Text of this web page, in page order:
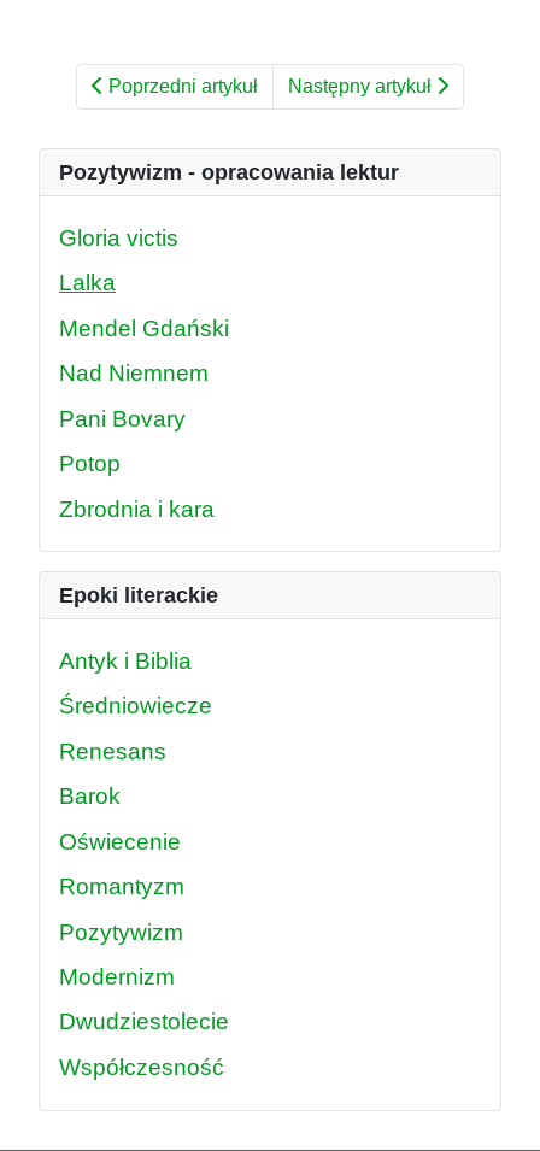
Poprzedni artykuł Następny artykuł
Pozytywizm - opracowania lektur
Gloria victis
Lalka
Mendel Gdański
Nad Niemnem
Pani Bovary
Potop
Zbrodnia i kara
Epoki literackie
Antyk i Biblia
Średniowiecze
Renesans
Barok
Oświecenie
Romantyzm
Pozytywizm
Modernizm
Dwudziestolecie
Współczesność